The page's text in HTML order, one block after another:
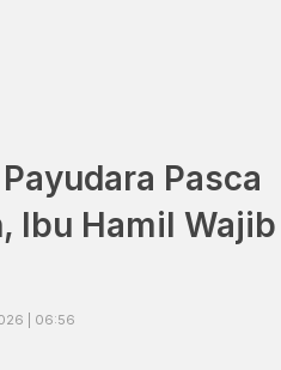
Pasca
Ibu Hamil Wajib
| 06:56